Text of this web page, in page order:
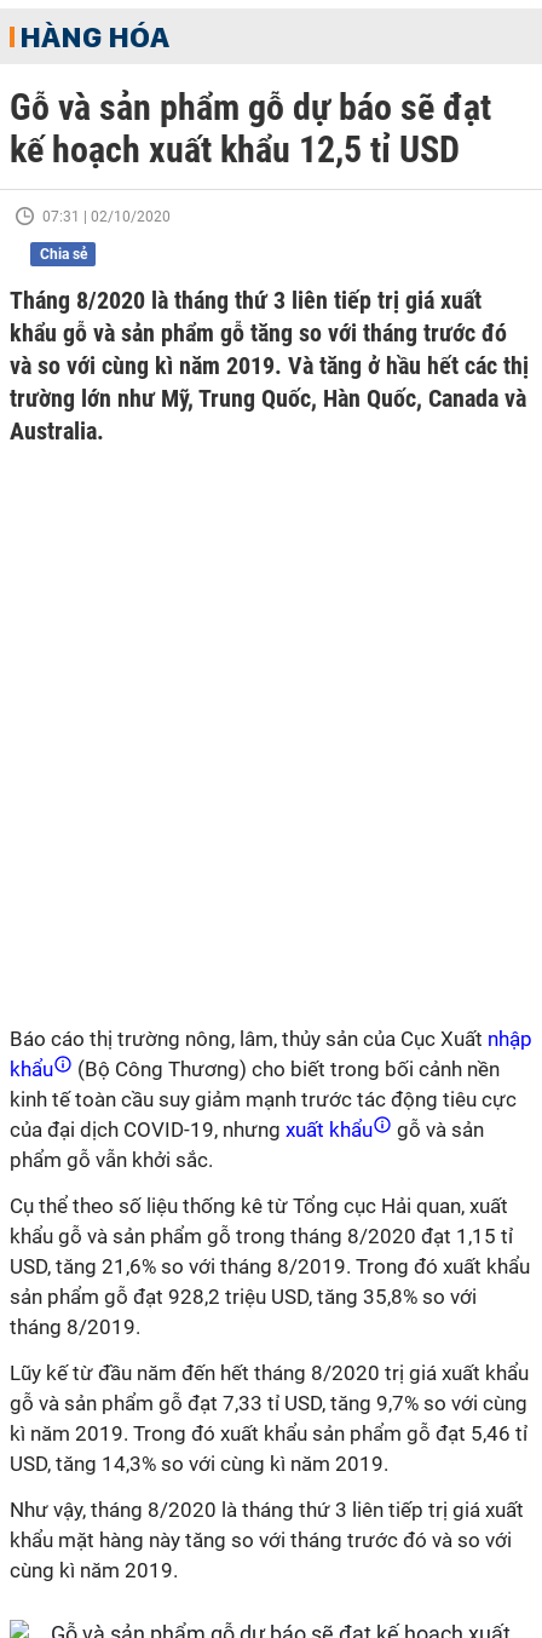
HÀNG HÓA
Gỗ và sản phẩm gỗ dự báo sẽ đạt
kế hoạch xuất khẩu 12,5 tỉ USD
07:31 | 02/10/2020
Chia sẻ
Tháng 8/2020 là tháng thứ 3 liên tiếp trị giá xuất
khẩu gỗ và sản phẩm gỗ tăng so với tháng trước đó
và so với cùng kì năm 2019. Và tăng ở hầu hết các thị
trường lớn như Mỹ, Trung Quốc, Hàn Quốc, Canada và
Australia.
Báo cáo thị trường nông, lâm, thủy sản của Cục Xuất nhập
khẩu
(Bộ Công Thương) cho biết trong bối cảnh nền
kinh tế toàn cầu suy giảm mạnh trước tác động tiêu cực
của đại dịch COVID-19, nhưng xuất khẩu
gỗ và sản
phẩm gỗ vẫn khởi sắc.
Cụ thể theo số liệu thống kê từ Tổng cục Hải quan, xuất
khẩu gỗ và sản phẩm gỗ trong tháng 8/2020 đạt 1,15 tỉ
USD, tăng 21,6% so với tháng 8/2019. Trong đó xuất khẩu
sản phẩm gỗ đạt 928,2 triệu USD, tăng 35,8% so với
tháng 8/2019.
Lũy kế từ đầu năm đến hết tháng 8/2020 trị giá xuất khẩu
gỗ và sản phẩm gỗ đạt 7,33 tỉ USD, tăng 9,7% so với cùng
kì năm 2019. Trong đó xuất khẩu sản phẩm gỗ đạt 5,46 tỉ
USD, tăng 14,3% so với cùng kì năm 2019.
Như vậy, tháng 8/2020 là tháng thứ 3 liên tiếp trị giá xuất
khẩu mặt hàng này tăng so với tháng trước đó và so với
cùng kì năm 2019.